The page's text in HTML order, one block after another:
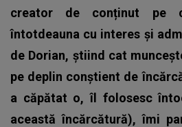
creator de conținut pe
întotdeauna cu interes și
de Dorian, știind cat
pe deplin conștient de
a căpătat o, îl folosesc
această încărcătură), îmi